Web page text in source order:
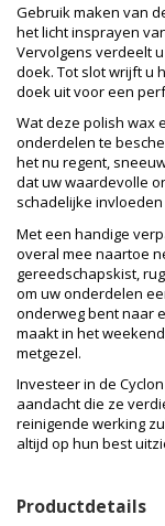
Gebruik maken van
het licht insprayen
Vervolgens verdeelt
doek. Tot slot wrijft u
doek uit voor een
Wat deze polish wax
onderdelen te
het nu regent,
dat uw waardevolle
schadelijke
Met een handige
overal mee naartoe
gereedschapskist,
om uw onderdelen
onderweg bent naar
maakt in het
metgezel.
Investeer in de
aandacht die ze
reinigende werking
altijd op hun best
Productdetails